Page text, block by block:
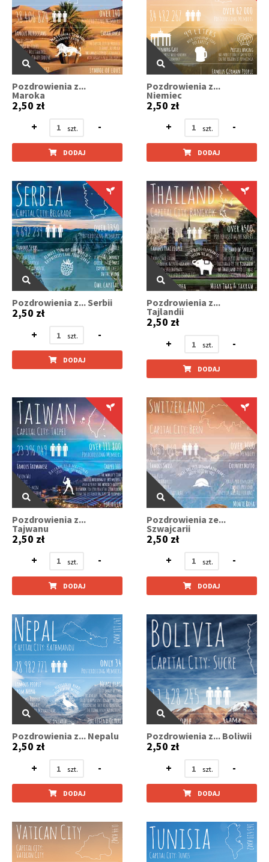
Pozdrowienia z...
Maroka
2,50 zł
+
-
DODAJ
Pozdrowienia z...
Niemiec
2,50 zł
+
-
DODAJ
Pozdrowienia z... Serbii
2,50 zł
+
-
DODAJ
Pozdrowienia z...
Tajlandii
2,50 zł
+
-
DODAJ
Pozdrowienia z...
Tajwanu
2,50 zł
+
-
DODAJ
Pozdrowienia ze...
Szwajcarii
2,50 zł
+
-
DODAJ
Pozdrowienia z... Nepalu
2,50 zł
+
-
DODAJ
Pozdrowienia z... Boliwii
2,50 zł
+
-
DODAJ